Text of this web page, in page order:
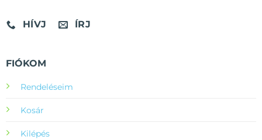
HÍVJ ÍRJ
FIÓKOM
Rendeléseim
Kosár
Kilépés